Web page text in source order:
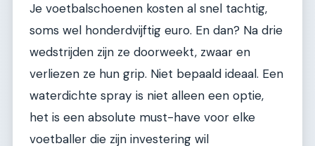
Je voetbalschoenen kosten al snel tachtig,
soms wel honderdvijftig euro. En dan? Na drie
wedstrijden zijn ze doorweekt, zwaar en
verliezen ze hun grip. Niet bepaald ideaal. Een
waterdichte spray is niet alleen een optie,
het is een absolute must-have voor elke
voetballer die zijn investering wil